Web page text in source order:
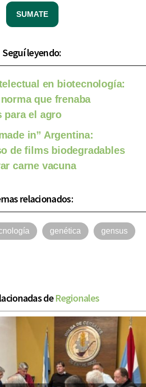
SUMATE
Seguí leyendo:
en biotecnología:
que frenaba
para el agro
in” Argentina:
de films biodegradables
carne vacuna
relacionados:
genética gensus
deRegionales